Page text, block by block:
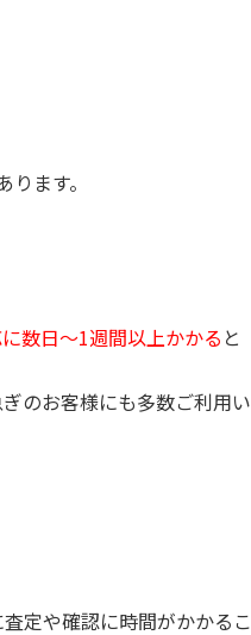
ます。
数日〜1週間以上かかる と
のお客様にも多数ご利用い
定や確認に時間がかかるこ